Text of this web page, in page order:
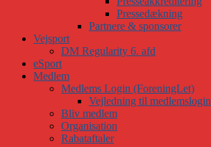
Pressedækning
Partnere & sponsorer
Vejsport
DM Regularity 6. afd
eSport
Medlem
Medlems Login (ForeningLet)
Vejledning til medlemslogin
Bliv medlem
Organisation
Rabataftaler